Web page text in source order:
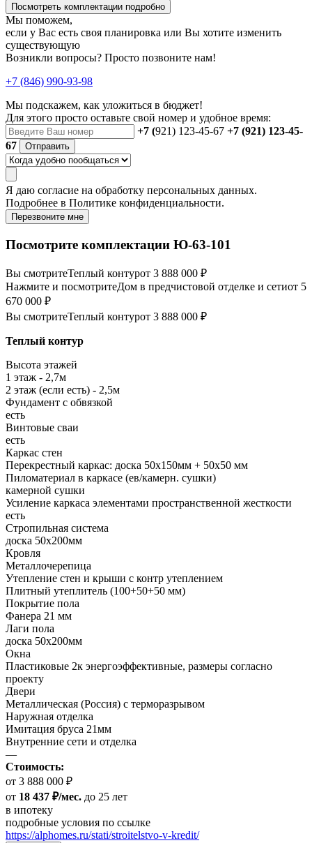
Посмотреть комплектации подробно
Мы поможем,
если у Вас есть своя планировка или Вы хотите изменить
существующую
Возникли вопросы? Просто позвоните нам!
+7 (846) 990-93-98
Мы подскажем, как уложиться в бюджет!
Для этого просто оставьте свой номер и удобное время:
+7 (921) 123-45-67 +7 (921) 123-45-
67
Отправить
Я даю согласие на обработку персональных данных.
Подробнее в Политике конфиденциальности.
Перезвоните мне
Посмотрите комплектации Ю-63-101
Вы смотритеТеплый контурот 3 888 000 ₽
Нажмите и посмотритеДом в предчистовой отделке и сетиот 5
670 000 ₽
Вы смотритеТеплый контурот 3 888 000 ₽
Теплый контур
Высота этажей
1 этаж - 2,7м
2 этаж (если есть) - 2,5м
Фундамент с обвязкой
есть
Винтовые сваи
есть
Каркас стен
Перекрестный каркас: доска 50х150мм + 50х50 мм
Пиломатериал в каркасе (ев/камерн. сушки)
камерной сушки
Усиление каркаса элементами пространственной жесткости
есть
Стропильная система
доска 50х200мм
Кровля
Металлочерепица
Утепление стен и крыши с контр утеплением
Плитный утеплитель (100+50+50 мм)
Покрытие пола
Фанера 21 мм
Лаги пола
доска 50х200мм
Окна
Пластиковые 2к энергоэффективные, размеры согласно
проекту
Двери
Металлическая (Россия) с терморазрывом
Наружная отделка
Имитация бруса 21мм
Внутренние сети и отделка
—
Стоимость:
от 3 888 000 ₽
от 18 437 ₽/мес. до 25 лет
в ипотеку
подробные условия по ссылке
https://alphomes.ru/stati/stroitelstvo-v-kredit/